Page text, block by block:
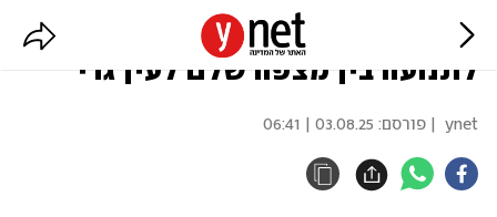
הבולען בכביש 90: נתיב אחד נפתח
לתנועה בין מצפה שלם לעין גדי
ynet | פורסם: 03.08.25 | 06:41